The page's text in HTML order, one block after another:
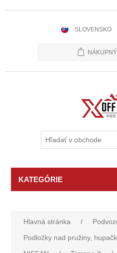
SLOVENSKO
KATEGÓRIE
Hlavná stránka /
Podložky nad pružiny,